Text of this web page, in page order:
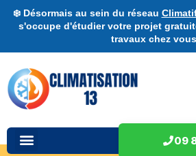
❄️ Désormais au sein du réseau
s'occupe d'étudier votre projet
travaux chez vous
09